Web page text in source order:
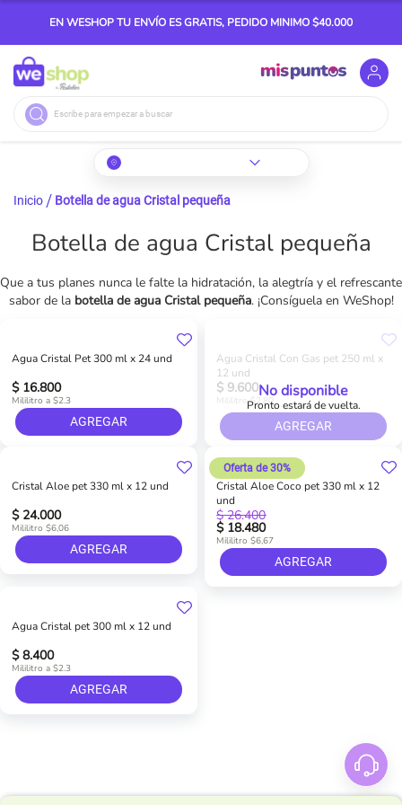
EN WESHOP TU ENVÍO ES GRATIS, PEDIDO MINIMO $40.000
Buscar
Inicio Botella de agua Cristal pequeña
Botella de agua Cristal pequeña
Que a tus planes nunca le falte la hidratación, la alegtría y el refrescante
sabor de la botella de agua Cristal pequeña. ¡Consíguela en WeShop!
Agua Cristal Pet 300 ml x 24 und
$ 16.800
Mililitro a $2.3
AGREGAR
Agua Cristal Con Gas pet 250 ml x
12 und
$ 9.600
Mililitro $2,80No disponible
Pronto estará de vuelta.
AGREGAR
Cristal Aloe pet 330 ml x 12 und
$ 24.000
Mililitro $6,06
AGREGAR
Cristal Aloe Coco pet 330 ml x 12
und
$ 18.480
$ 26.400
Oferta de 30%
Mililitro $6,67
AGREGAR
Agua Cristal pet 300 ml x 12 und
$ 8.400
Mililitro a $2.3
AGREGAR